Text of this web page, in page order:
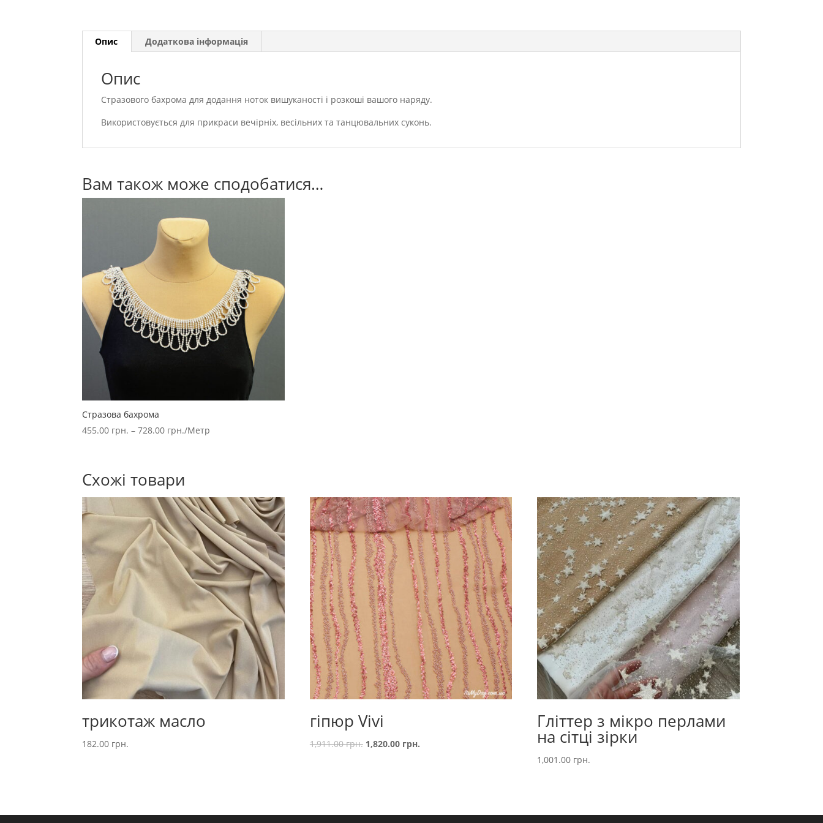
Опис Додаткова інформація
Опис
Стразового бахрома для додання ноток вишуканості і розкоші вашого наряду.
Використовується для прикраси вечірніх, весільних та танцювальних суконь.
Вам також може сподобатися…
Стразова бахрома
455.00 грн. –728.00 грн./Метр
Схожі товари
трикотаж масло
182.00 грн.
гіпюр Vivi
1,911.00грн. 1,820.00 грн.
Гліттер з мікро перлами
на сітці зірки
1,001.00 грн.